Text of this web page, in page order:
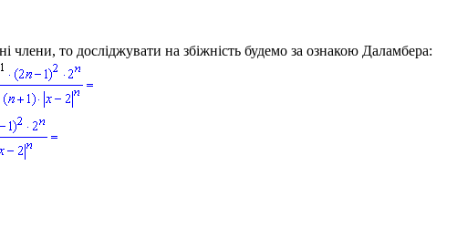
члени, то досліджувати на збіжність будемо за ознакою Даламбера: